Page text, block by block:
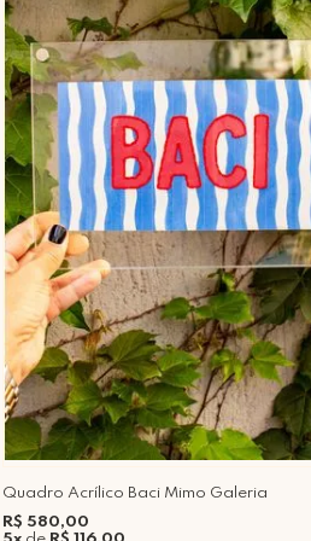
Quadro Acrílico Baci Mimo Galeria
R$ 580,00